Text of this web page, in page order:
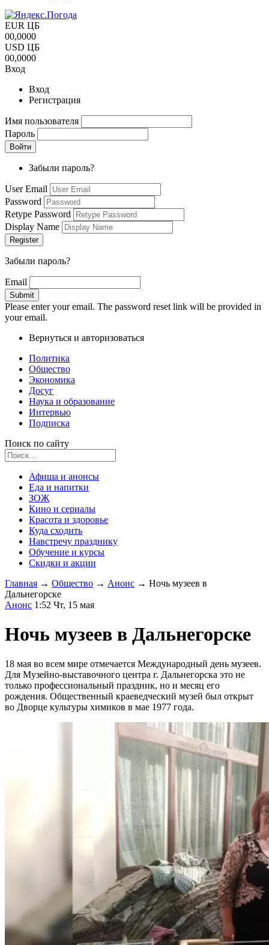
EUR ЦБ
00,0000
USD ЦБ
00,0000
Вход
Вход
Регистрация
Имя пользователя
Пароль
Забыли пароль?
User Email
Password
Retype Password
Display Name
Забыли пароль?
Email
Please enter your email. The password reset link will be provided in
your email.
Вернуться и авторизоваться
Политика
Общество
Экономика
Досуг
Наука и образование
Интервью
Подписка
Поиск по сайту
Афиша и анонсы
Еда и напитки
ЗОЖ
Кино и сериалы
Красота и здоровье
Куда сходить
Навстречу празднику
Обучение и курсы
Скидки и акции
Главная → Общество → Анонс → Ночь музеев в
Дальнегорске
Анонс 1:52 Чт, 15 мая
Ночь музеев в Дальнегорске
18 мая во всем мире отмечается Международный день музеев.
Для Музейно-выставочного центра г. Дальнегорска это не
только профессиональный праздник, но и месяц его
рождения. Общественный краеведческий музей был открыт
во Дворце культуры химиков в мае 1977 года.